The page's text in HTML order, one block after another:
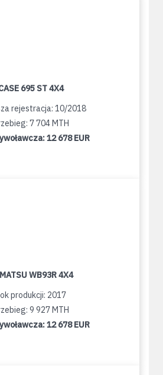
695 ST 4X4
rejestracja: 10/2018
7 704 MTH
12 678 EUR
WB93R 4X4
produkcji: 2017
9 927 MTH
12 678 EUR